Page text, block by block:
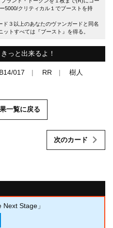
5000/クリティカル１でブーストを持
ド３以上のあなたのヴァンガードと同名
トすべては『ブースト』を得る。
っと出来るよ！
017 RR 樹人
一覧に戻る
次のカード
Next Stage」